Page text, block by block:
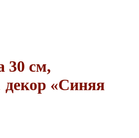
30 см,
«Синяя